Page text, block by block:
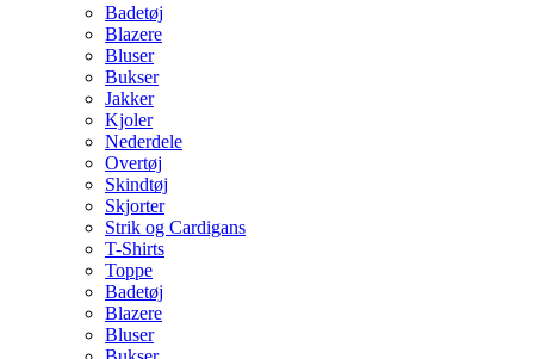
Badetøj
Blazere
Bluser
Bukser
Jakker
Kjoler
Nederdele
Overtøj
Skindtøj
Skjorter
Strik og Cardigans
T-Shirts
Toppe
Badetøj
Blazere
Bluser